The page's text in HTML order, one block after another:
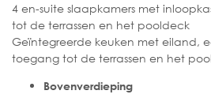
4 en-suite slaapkamers met
tot de terrassen en het pooldeck
Geïntegreerde keuken met eiland,
toegang tot de terrassen en het
Bovenverdieping